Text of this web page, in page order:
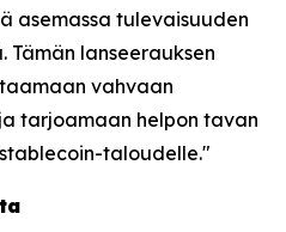
asemassa tulevaisuuden
Tämän lanseerauksen
vahvaan
tarjoamaan helpon tavan
taloudelle."